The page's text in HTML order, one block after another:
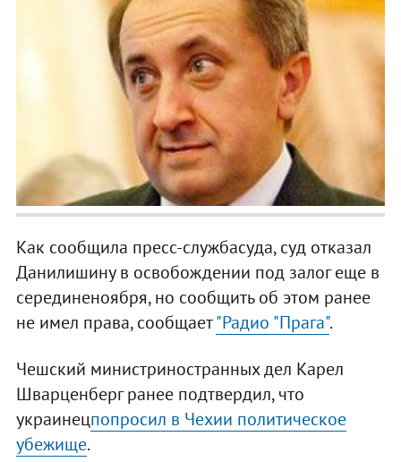
Как сообщила пресс-службасуда, суд отказал
Данилишину в освобождении под залог еще в
серединеноября, но сообщить об этом ранее
не имел права, сообщает"Радио "Прага".
Чешский министриностранных дел Карел
Шварценберг ранее подтвердил, что
украинецпопросил в Чехии политическое
убежище.